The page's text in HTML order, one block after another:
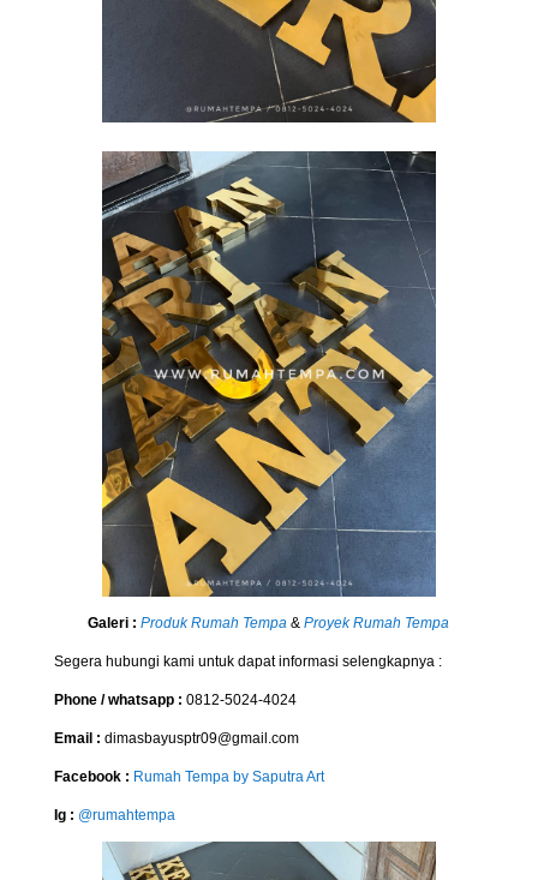
Galeri : Produk Rumah Tempa &Proyek Rumah Tempa
Segera hubungi kami untuk dapat informasi selengkapnya :
Phone / whatsapp : 0812-5024-4024
Email : dimasbayusptr09@gmail.com
Facebook : Rumah Tempa by Saputra Art
Ig : @rumahtempa